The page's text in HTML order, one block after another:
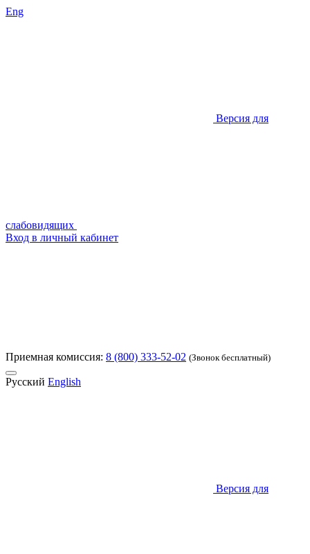
Eng
Версия для
слабовидящих
Вход в личный кабинет
Приемная комиссия: 8 (800) 333-52-02 (Звонок бесплатный)
Русский English
Версия для